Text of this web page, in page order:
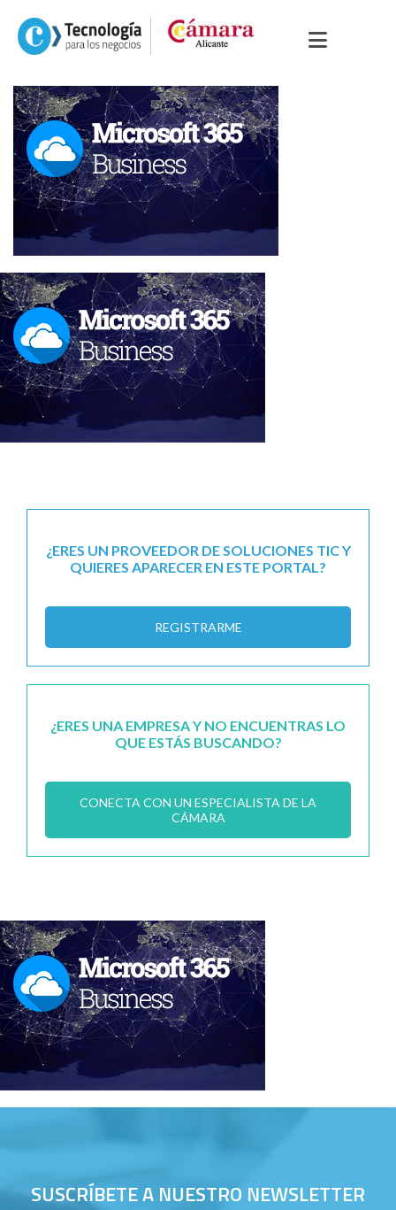
¿ERES UN PROVEEDOR DE SOLUCIONES TIC Y
QUIERES APARECER EN ESTE PORTAL?
REGISTRARME
¿ERES UNA EMPRESA Y NO ENCUENTRAS LO
QUE ESTÁS BUSCANDO?
CONECTA CON UN ESPECIALISTA DE LA
CÁMARA
SUSCRÍBETE A NUESTRO NEWSLETTER